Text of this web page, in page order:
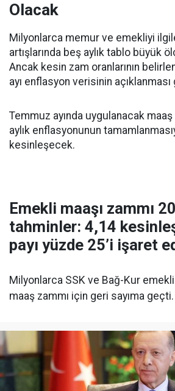
Olacak
Milyonlarca memur ve emekliyi
artışlarında beş aylık tablo büyük
Ancak kesin zam oranlarının
ayı enflasyon verisinin
Temmuz ayında uygulanacak maaş
aylık enflasyonunun
kesinleşecek.
Emekli maaşı zammı
tahminler: 4,14
payı yüzde 25’i işaret
Milyonlarca SSK ve Bağ-Kur
maaş zammı için geri sayıma geçti.